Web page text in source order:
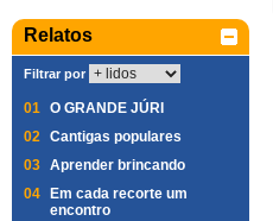
Relatos
Filtrar por
01 O GRANDE JÚRI
02 Cantigas populares
03 Aprender brincando
04
Em cada recorte um
encontro